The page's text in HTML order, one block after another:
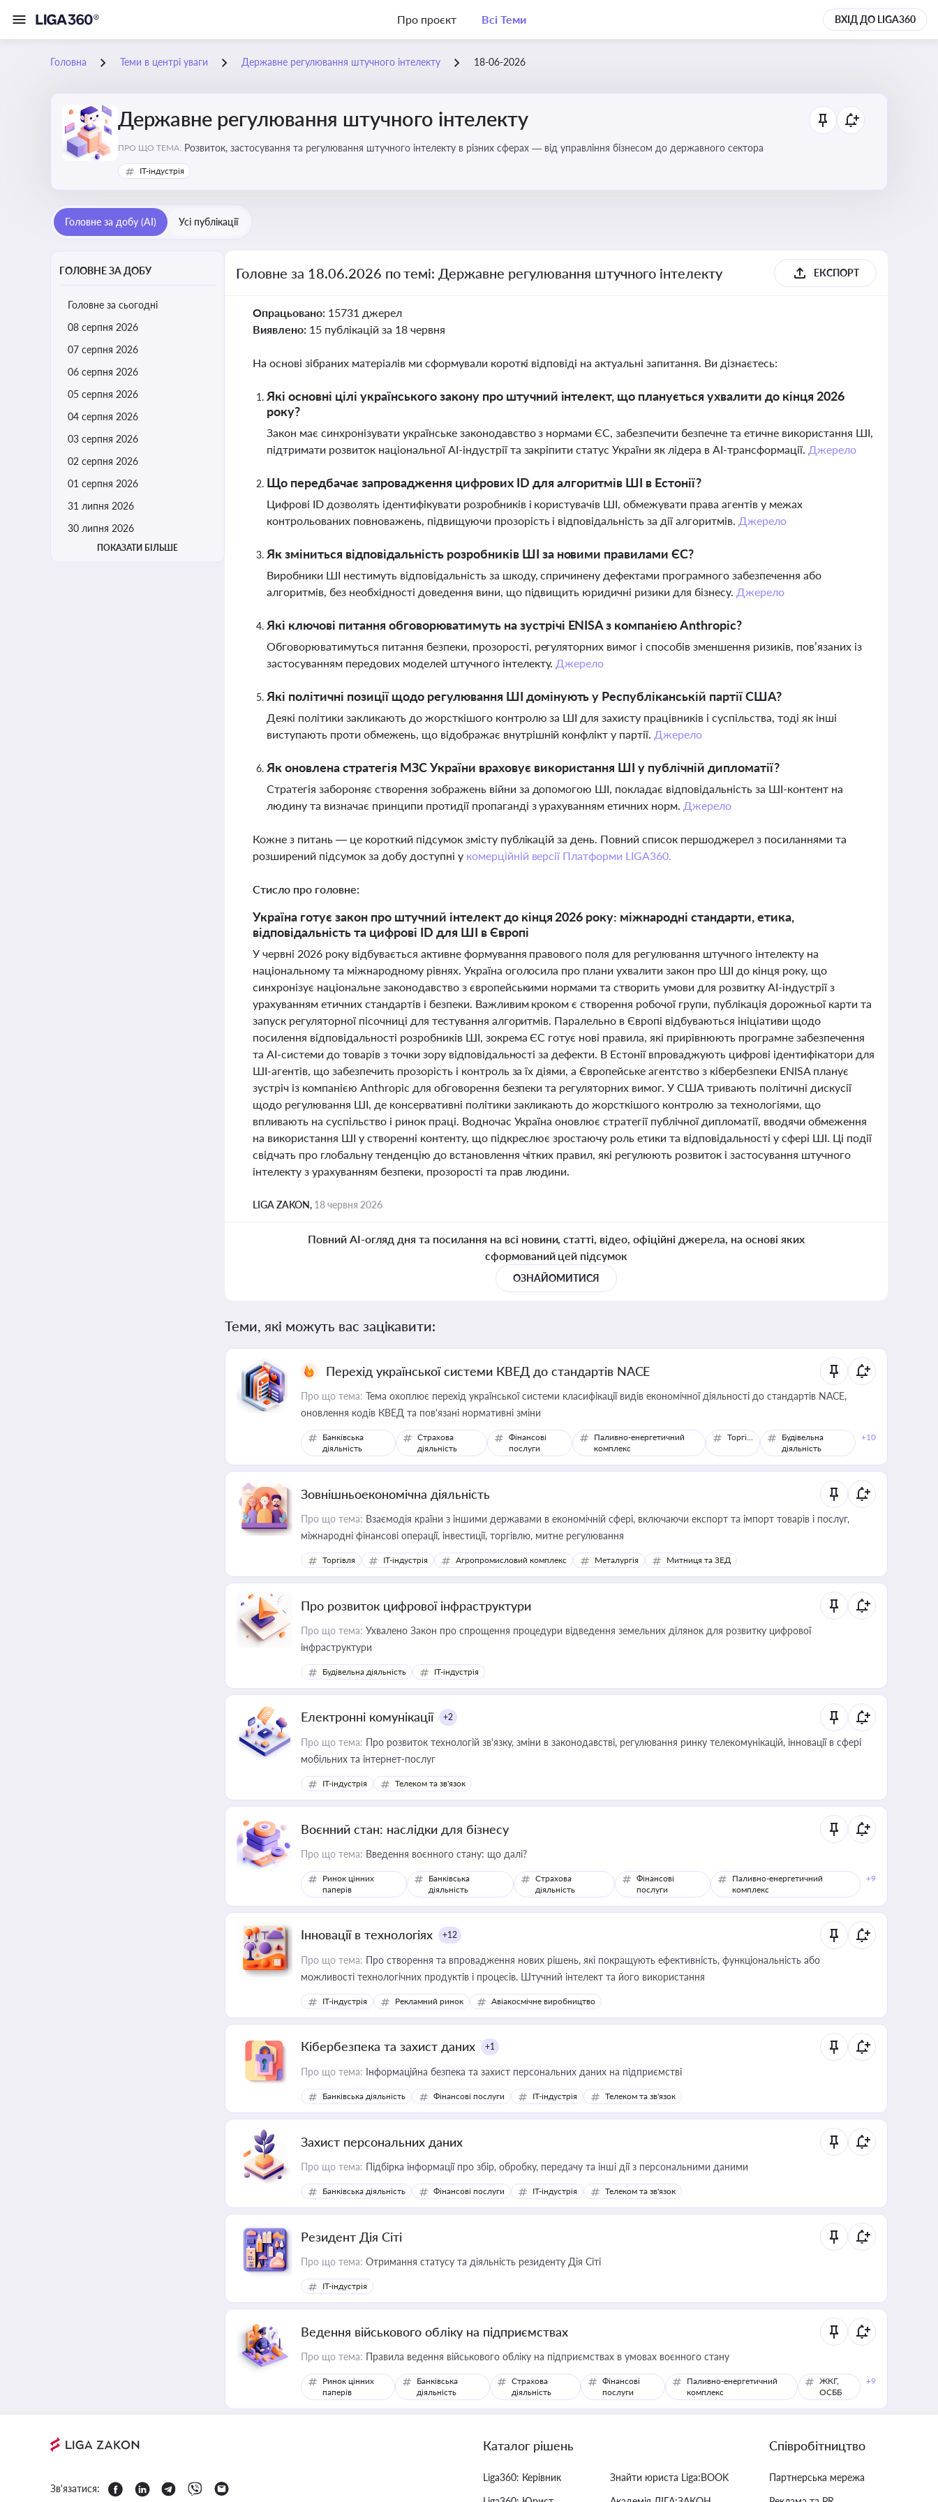
Про проєкт Всі Теми ВХІД ДО LIGA360
Головна Теми в центрі уваги Державне регулювання штучного інтелекту 18-06-2026
Державне регулювання штучного інтелекту
ПРО ЩО ТЕМА: Розвиток, застосування та регулювання штучного інтелекту в різних сферах — від управління бізнесом до державного сектора
IT-індустрія
Головне за добу (AI) Усі публікації
ГОЛОВНЕ ЗА ДОБУ
Головне за сьогодні
08 серпня 2026
07 серпня 2026
06 серпня 2026
05 серпня 2026
04 серпня 2026
03 серпня 2026
02 серпня 2026
01 серпня 2026
31 липня 2026
30 липня 2026
ПОКАЗАТИ БІЛЬШЕ
Головне за 18.06.2026 по темі: Державне регулювання штучного інтелекту ЕКСПОРТ
Опрацьовано: 15731 джерел
Виявлено: 15 публікацій за 18 червня
На основі зібраних матеріалів ми сформували короткі відповіді на актуальні запитання. Ви дізнаєтесь:
Які основні цілі українського закону про штучний інтелект, що планується ухвалити до кінця 2026
року?
Закон має синхронізувати українське законодавство з нормами ЄС, забезпечити безпечне та етичне використання ШІ,
підтримати розвиток національної AI-індустрії та закріпити статус України як лідера в AI-трансформації. Джерело
Що передбачає запровадження цифрових ID для алгоритмів ШІ в Естонії?
Цифрові ID дозволять ідентифікувати розробників і користувачів ШІ, обмежувати права агентів у межах
контрольованих повноважень, підвищуючи прозорість і відповідальність за дії алгоритмів. Джерело
Як зміниться відповідальність розробників ШІ за новими правилами ЄС?
Виробники ШІ нестимуть відповідальність за шкоду, спричинену дефектами програмного забезпечення або
алгоритмів, без необхідності доведення вини, що підвищить юридичні ризики для бізнесу. Джерело
Які ключові питання обговорюватимуть на зустрічі ENISA з компанією Anthropic?
Обговорюватимуться питання безпеки, прозорості, регуляторних вимог і способів зменшення ризиків, пов’язаних із
застосуванням передових моделей штучного інтелекту. Джерело
Які політичні позиції щодо регулювання ШІ домінують у Республіканській партії США?
Деякі політики закликають до жорсткішого контролю за ШІ для захисту працівників і суспільства, тоді як інші
виступають проти обмежень, що відображає внутрішній конфлікт у партії. Джерело
Як оновлена стратегія МЗС України враховує використання ШІ у публічній дипломатії?
Стратегія забороняє створення зображень війни за допомогою ШІ, покладає відповідальність за ШІ-контент на
людину та визначає принципи протидії пропаганді з урахуванням етичних норм. Джерело
Кожне з питань — це короткий підсумок змісту публікацій за день. Повний список першоджерел з посиланнями та
розширений підсумок за добу доступні у комерційній версії Платформи LIGA360.
Стисло про головне:
Україна готує закон про штучний інтелект до кінця 2026 року: міжнародні стандарти, етика,
відповідальність та цифрові ID для ШІ в Європі
У червні 2026 року відбувається активне формування правового поля для регулювання штучного інтелекту на
національному та міжнародному рівнях. Україна оголосила про плани ухвалити закон про ШІ до кінця року, що
синхронізує національне законодавство з європейськими нормами та створить умови для розвитку AI-індустрії з
урахуванням етичних стандартів і безпеки. Важливим кроком є створення робочої групи, публікація дорожньої карти та
запуск регуляторної пісочниці для тестування алгоритмів. Паралельно в Європі відбуваються ініціативи щодо
посилення відповідальності розробників ШІ, зокрема ЄС готує нові правила, які прирівнюють програмне забезпечення
та AI-системи до товарів з точки зору відповідальності за дефекти. В Естонії впроваджують цифрові ідентифікатори для
ШІ-агентів, що забезпечить прозорість і контроль за їх діями, а Європейське агентство з кібербезпеки ENISA планує
зустріч із компанією Anthropic для обговорення безпеки та регуляторних вимог. У США тривають політичні дискусії
щодо регулювання ШІ, де консервативні політики закликають до жорсткішого контролю за технологіями, що
впливають на суспільство і ринок праці. Водночас Україна оновлює стратегії публічної дипломатії, вводячи обмеження
на використання ШІ у створенні контенту, що підкреслює зростаючу роль етики та відповідальності у сфері ШІ. Ці події
свідчать про глобальну тенденцію до встановлення чітких правил, які регулюють розвиток і застосування штучного
інтелекту з урахуванням безпеки, прозорості та прав людини.
LIGA ZAKON, 18 червня 2026
Повний AI-огляд дня та посилання на всі новини, статті, відео, офіційні джерела, на основі яких
сформований цей підсумок
ОЗНАЙОМИТИСЯ
Теми, які можуть вас зацікавити:
Перехід української системи КВЕД до стандартів NACE
Про що тема: Тема охоплює перехід української системи класифікації видів економічної діяльності до стандартів NACE,
оновлення кодів КВЕД та пов'язані нормативні зміни
Банківська
діяльність
Страхова
діяльність
Фінансові
послуги
Паливно-енергетичний
комплекс
Торгівля
Будівельна
діяльність
+10
Зовнішньоекономічна діяльність
Про що тема: Взаємодія країни з іншими державами в економічній сфері, включаючи експорт та імпорт товарів і послуг,
міжнародні фінансові операції, інвестиції, торгівлю, митне регулювання
Торгівля IT-індустрія Агропромисловий комплекс Металургія Митниця та ЗЕД
Про розвиток цифрової інфраструктури
Про що тема: Ухвалено Закон про спрощення процедури відведення земельних ділянок для розвитку цифрової
інфраструктури
Будівельна діяльність IT-індустрія
Електронні комунікації +2
Про що тема: Про розвиток технологій зв'язку, зміни в законодавстві, регулювання ринку телекомунікацій, інновації в сфері
мобільних та інтернет-послуг
IT-індустрія Телеком та зв'язок
Воєнний стан: наслідки для бізнесу
Про що тема: Введення воєнного стану: що далі?
Ринок цінних
паперів
Банківська
діяльність
Страхова
діяльність
Фінансові
послуги
Паливно-енергетичний
комплекс
+9
Інновації в технологіях +12
Про що тема: Про створення та впровадження нових рішень, які покращують ефективність, функціональність або
можливості технологічних продуктів і процесів. Штучний інтелект та його використання
IT-індустрія Рекламний ринок Авіакосмічне виробництво
Кібербезпека та захист даних +1
Про що тема: Інформаційна безпека та захист персональних даних на підприємстві
Банківська діяльність Фінансові послуги IT-індустрія Телеком та зв'язок
Захист персональних даних
Про що тема: Підбірка інформації про збір, обробку, передачу та інші дії з персональними даними
Банківська діяльність Фінансові послуги IT-індустрія Телеком та зв'язок
Резидент Дія Сіті
Про що тема: Отримання статусу та діяльність резиденту Дія Сіті
IT-індустрія
Ведення військового обліку на підприємствах
Про що тема: Правила ведення військового обліку на підприємствах в умовах воєнного стану
Ринок цінних
паперів
Банківська
діяльність
Страхова
діяльність
Фінансові
послуги
Паливно-енергетичний
комплекс
ЖКГ,
ОСББ
+9
Зв'язатися:
Каталог рішень
Liga360: Керівник
Знайти юриста Liga:BOOK
Співробітництво
Партнерська мережа